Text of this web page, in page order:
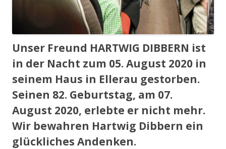
Unser Freund HARTWIG DIBBERN ist
in der Nacht zum 05. August 2020 in
seinem Haus in Ellerau gestorben.
Seinen 82. Geburtstag, am 07.
August 2020, erlebte er nicht mehr.
Wir bewahren Hartwig Dibbern ein
glückliches Andenken.